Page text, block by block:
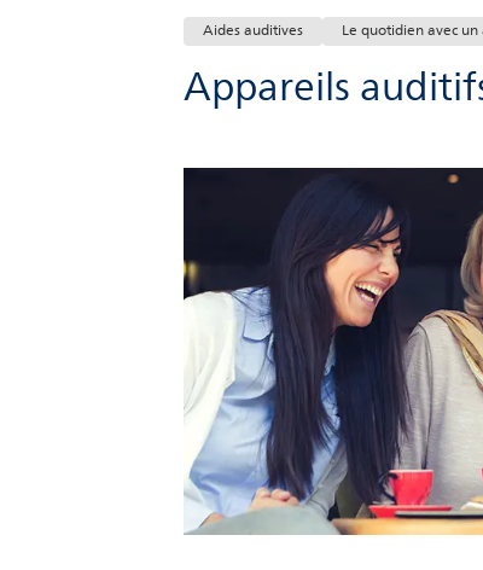
Aides auditives Le quotidien avec
Appareils